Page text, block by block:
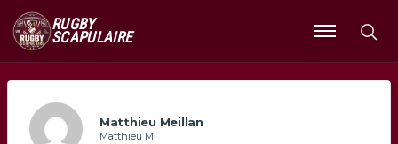
RUGBY
SCAPULAIRE
Ouvrir
le
Matthieu Meillan
Matthieu M